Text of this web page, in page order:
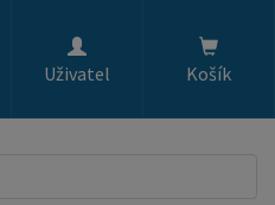
Uživatel Košík